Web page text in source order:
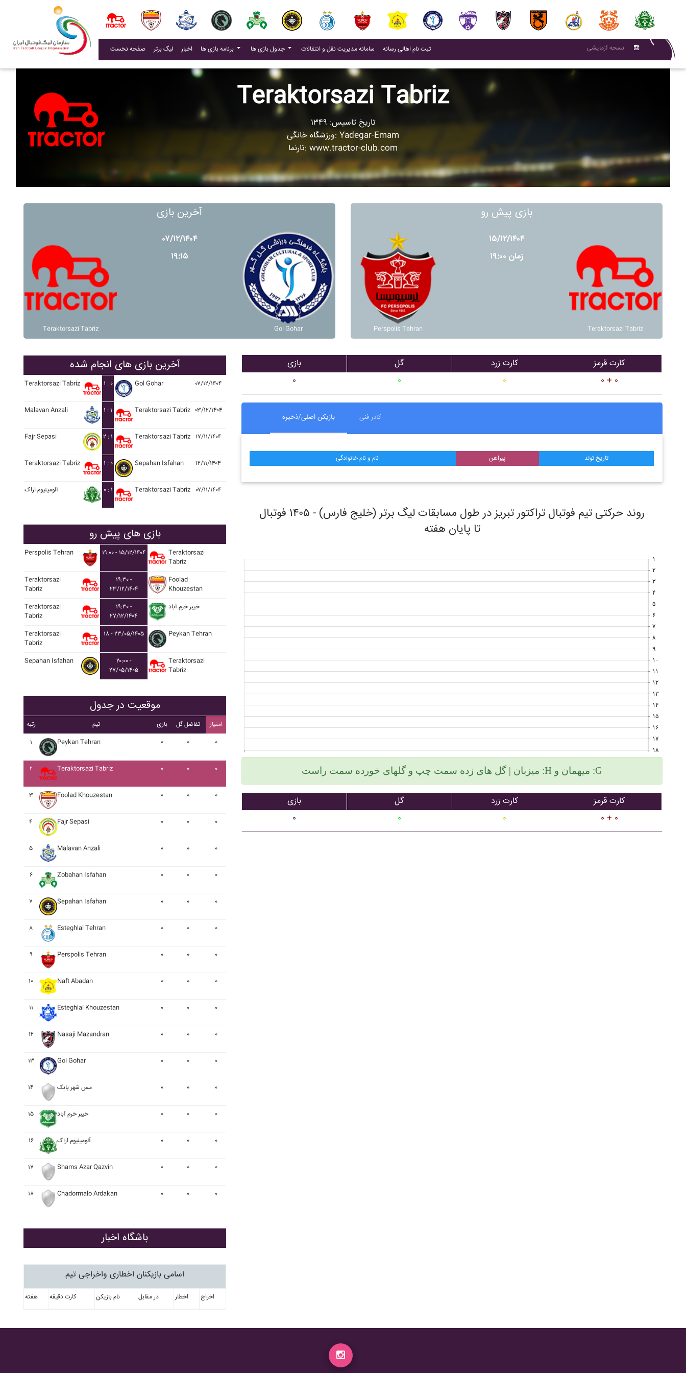
صفحه نخست لیگ برتر اخبار(current) برنامه بازی ها جدول بازی ها سامانه مدیریت نقل و انتقالات (current)
ثبت نام اهالی رسانه(current) نسحه آزمایشی
Teraktorsazi Tabriz
تاریخ تاسیس: ۱۳۴۹
ورزشگاه خانگی: Yadegar-Emam
تارنما: www.tractor-club.com
آخرین بازی
Teraktorsazi Tabriz
۰۷/۱۲/۱۴۰۴
۱۹:۱۵
Gol Gohar
بازی پیش رو
Perspolis Tehran
۱۵/۱۲/۱۴۰۴
زمان ۱۹:۰۰
Teraktorsazi Tabriz
آخرین بازی های انجام شده
Teraktorsazi Tabriz ۱ : ۰ Gol Gohar ۰۷/۱۲/۱۴۰۴
Malavan Anzali ۱ : ۱ Teraktorsazi Tabriz ۰۳/۱۲/۱۴۰۴
Fajr Sepasi ۲ : ۱ Teraktorsazi Tabriz ۱۷/۱۱/۱۴۰۴
Teraktorsazi Tabriz ۱ : ۰ Sepahan Isfahan ۱۲/۱۱/۱۴۰۴
آلومينيوم اراک ۰ : ۱ Teraktorsazi Tabriz ۰۷/۱۱/۱۴۰۴
بازی های پیش رو
Perspolis Tehran ۱۹:۰۰ - ۱۵/۱۲/۱۴۰۴
Teraktorsazi
Tabriz
Teraktorsazi
Tabriz
۱۹:۳۰ -
۲۳/۱۲/۱۴۰۴
Foolad
Khouzestan
Teraktorsazi
Tabriz
۱۹:۳۰ -
۲۷/۱۲/۱۴۰۴
خيبر خرم آباد
Teraktorsazi
Tabriz
۱۸ - ۲۳/۰۵/۱۴۰۵ Peykan Tehran
Sepahan Isfahan
۲۰:۰۰ -
۲۷/۰۵/۱۴۰۵
Teraktorsazi
Tabriz
موقعیت در جدول
رتبه تیم بازی تفاضل گل
امتیاز
۱
Peykan Tehran ۰ ۰ ۰
۲ Teraktorsazi Tabriz ۰ ۰ ۰
۳ Foolad Khouzestan ۰ ۰ ۰
۴ Fajr Sepasi ۰ ۰ ۰
۵ Malavan Anzali ۰ ۰ ۰
۶ Zobahan Isfahan ۰ ۰ ۰
۷ Sepahan Isfahan ۰ ۰ ۰
۸ Esteghlal Tehran ۰ ۰ ۰
۹ Perspolis Tehran ۰ ۰ ۰
۱۰ Naft Abadan ۰ ۰ ۰
۱۱ Esteghlal Khouzestan ۰ ۰ ۰
۱۲ Nasaji Mazandran ۰ ۰ ۰
۱۳ Gol Gohar ۰ ۰ ۰
۱۴ مس شهر بابک ۰ ۰ ۰
۱۵ خيبر خرم آباد ۰ ۰ ۰
۱۶ آلومينيوم اراک ۰ ۰ ۰
۱۷ Shams Azar Qazvin ۰ ۰ ۰
۱۸ Chadormalo Ardakan ۰ ۰ ۰
باشگاه اخبار
اسامی بازیکنان اخطاری واخراجی تیم
هفته کارت دقیقه نام بازیکن در مقابل اخطار اخراج
بازی
۰
گل
۰
کارت زرد
۰
کارت قرمز
۰ + ۰
بازیکن اصلی/ذخیره کادر فنی
نام و نام خانوادگی پیراهن تاریخ تولد
روند حرکتی تیم فوتبال تراکتور تبریز در طول مسابقات ليگ برتر (خليج فارس) - ۱۴۰۵ فوتبال
تا پایان هفته
۱
۲
۳
۴
۵
۶
۷
۸
۹
۱۰
۱۱
۱۲
۱۳
۱۴
۱۵
۱۶
۱۷
۱۸
میزبان | گل های زده سمت چپ و گلهای خورده سمت راست :H میهمان و :G
بازی
۰
گل
۰
کارت زرد
۰
کارت قرمز
۰ + ۰